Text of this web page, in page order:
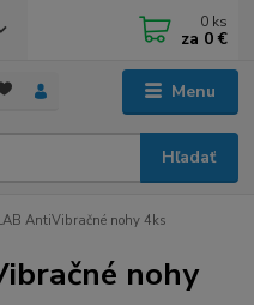
Menu
Hľadať
0 ks
za 0 €
AntiVibračné nohy 4ks
nohy